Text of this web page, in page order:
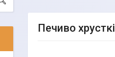
Печиво